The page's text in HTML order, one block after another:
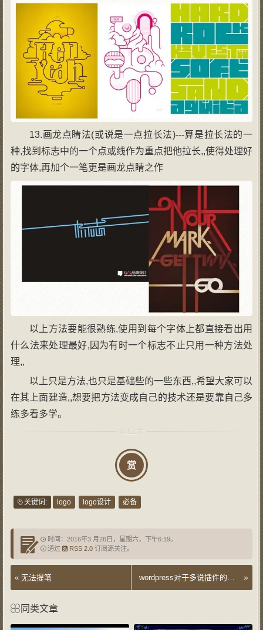
13.画龙点睛法(或说是一点拉长法)---算是拉长法的一
种,找到标志中的一个点或线作为重点把他拉长,,使得处理好
的字体,再加个一笔更是画龙点睛之作
以上方法要能很熟练,使用到每个字体上都直接看出用
什么法来处理最好,因为有时一个标志不止只用一种方法处
理,,
以上只是方法,也只是基础些的一些东西,,希望大家可以
在其上面建造,,想要把方法变成自己的技术还是要靠自己多
练多看多学。
赏
关键词: logo logo设计 必备
时间：2016年3 月26日，星期六，下午6:19。
通过
RSS 2.0订阅源关注。
« 无法提笔 wordpress对于多说插件的小小优化 »
同类文章